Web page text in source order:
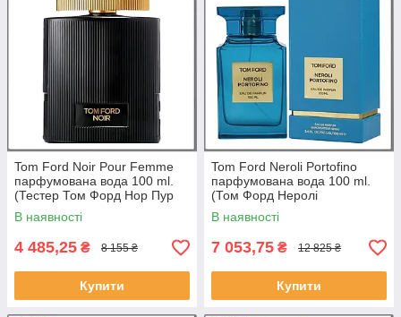
Tom Ford Noir Pour Femme
парфумована вода 100 ml.
(Тестер Том Форд Нор Пур
Фемме)
В наявності
4 485,25 ₴ 8 155 ₴
Купити
Tom Ford Neroli Portofino
парфумована вода 100 ml.
(Том Форд Неролі
Портофіно)
В наявності
7 053,75 ₴ 12 825 ₴
Купити